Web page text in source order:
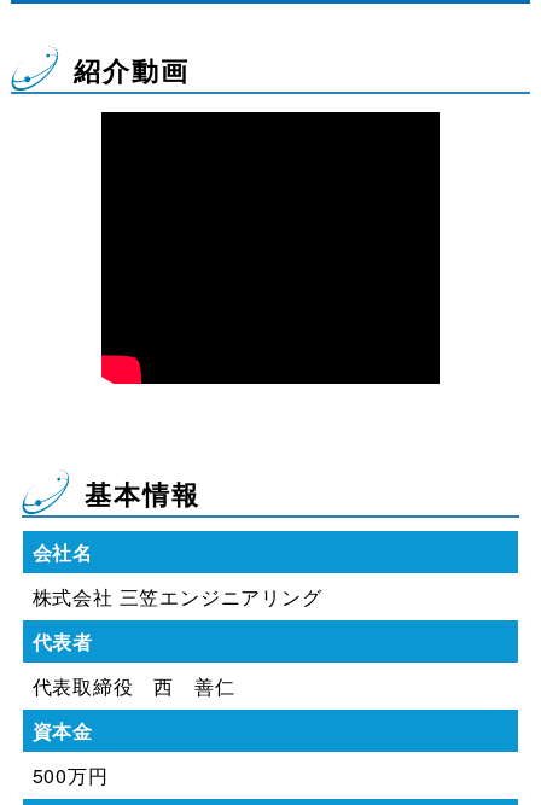
紹介動画
基本情報
会社名
株式会社 三笠エンジニアリング
代表者
代表取締役 西 善仁
資本金
500万円